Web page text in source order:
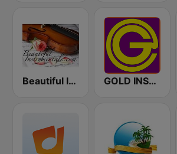
Beautiful Instrumentals GOLD INSTRUMENTAL